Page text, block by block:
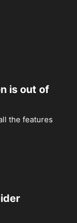
is out of
the features